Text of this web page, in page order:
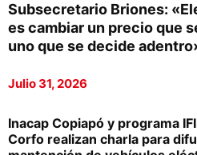
Subsecretario Briones:
es cambiar un precio que
uno que se decide
Julio 31, 2026
Inacap Copiapó y programa
Corfo realizan charla para